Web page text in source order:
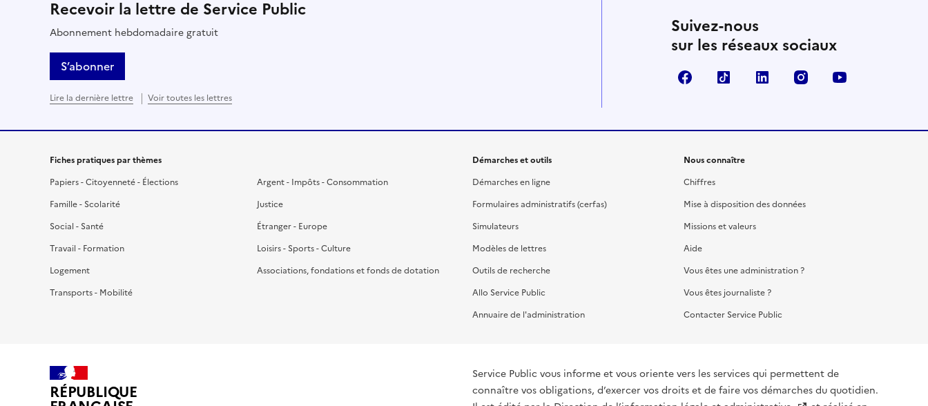
Recevoir la lettre de Service Public
Abonnement hebdomadaire gratuit
S’abonner
Lire la dernière lettre Voir toutes les lettres
Suivez-nous
sur les réseaux sociaux
FacebookTikTok LinkedIn Instagram
Fiches pratiques par thèmes
Papiers - Citoyenneté - Élections
Famille - Scolarité
Social - Santé
Travail - Formation
Logement
Transports - Mobilité
Argent - Impôts - Consommation
Justice
Étranger - Europe
Loisirs - Sports - Culture
Associations, fondations et fonds de dotation
Démarches et outils
Démarches en ligne
Formulaires administratifs (cerfas)
Simulateurs
Modèles de lettres
Outils de recherche
Allo Service Public
Annuaire de l'administration
Nous connaître
Chiffres
Mise à disposition des données
Missions et valeurs
Aide
Vous êtes une administration ?
Vous êtes journaliste ?
Contacter Service Public
RÉPUBLIQUE
Service Public vous informe et vous oriente vers les services qui permettent de
connaître vos obligations, d’exercer vos droits et de faire vos démarches du quotidien.